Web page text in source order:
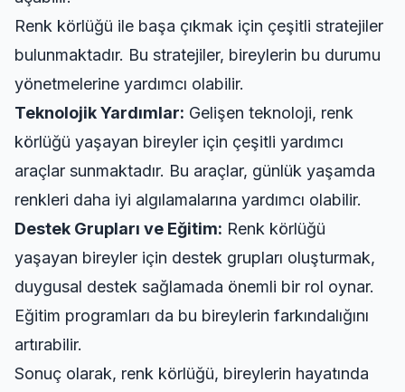
Renk körlüğü ile başa çıkmak için çeşitli stratejiler
bulunmaktadır. Bu stratejiler, bireylerin bu durumu
yönetmelerine yardımcı olabilir.
Teknolojik Yardımlar: Gelişen teknoloji, renk
körlüğü yaşayan bireyler için çeşitli yardımcı
araçlar sunmaktadır. Bu araçlar, günlük yaşamda
renkleri daha iyi algılamalarına yardımcı olabilir.
Destek Grupları ve Eğitim: Renk körlüğü
yaşayan bireyler için destek grupları oluşturmak,
duygusal destek sağlamada önemli bir rol oynar.
Eğitim programları da bu bireylerin farkındalığını
artırabilir.
Sonuç olarak, renk körlüğü, bireylerin hayatında